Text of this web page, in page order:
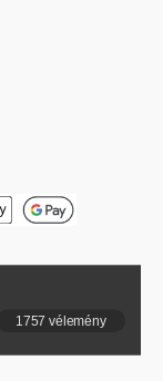
1757 vélemény